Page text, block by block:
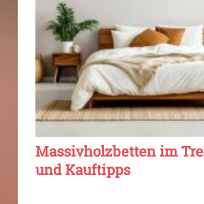
Massivholzbetten im
und Kauftipps